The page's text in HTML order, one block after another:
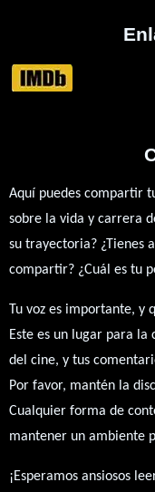
Aquí puedes compartir
sobre la vida y carrera
su trayectoria? ¿Tienes
compartir? ¿Cuál es tu
Tu voz es importante, y
Este es un lugar para la
del cine, y tus
Por favor, mantén la
Cualquier forma de
mantener un ambiente
¡Esperamos ansiosos